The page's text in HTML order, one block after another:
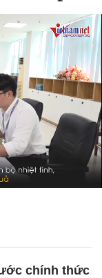
chính thức